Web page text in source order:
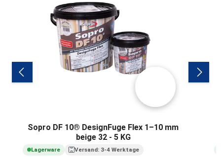
Sopro DF 10® DesignFuge Flex 1–10 mm
beige 32 - 5 KG
Lagerware Versand: 3-4 Werktage